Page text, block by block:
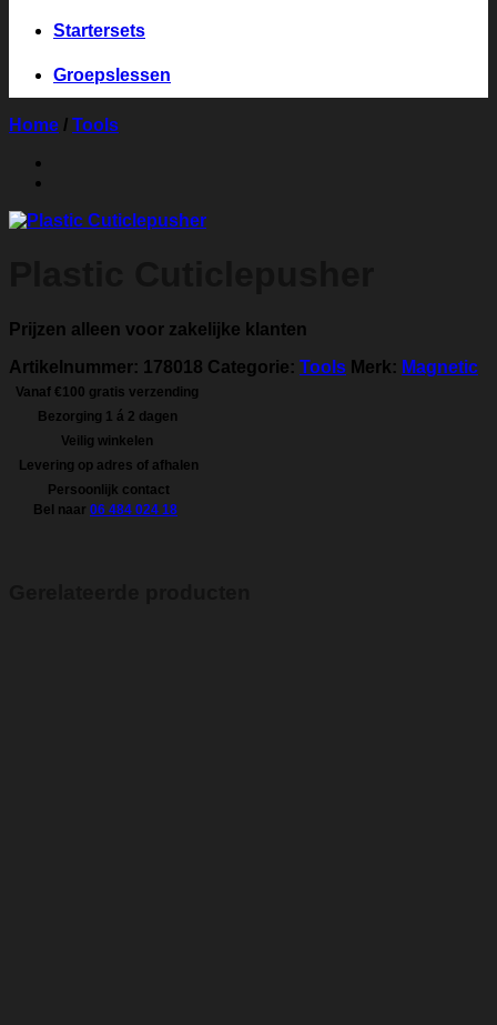
Startersets
Groepslessen
Home / Tools
Prijzen alleen voor zakelijke klanten
Artikelnummer: 178018 Categorie: Tools Merk: Magnetic
Vanaf €100 gratis verzending
Bezorging 1 á 2 dagen
Veilig winkelen
Levering op adres of afhalen
Persoonlijk contact
Bel naar 06 484 024 18